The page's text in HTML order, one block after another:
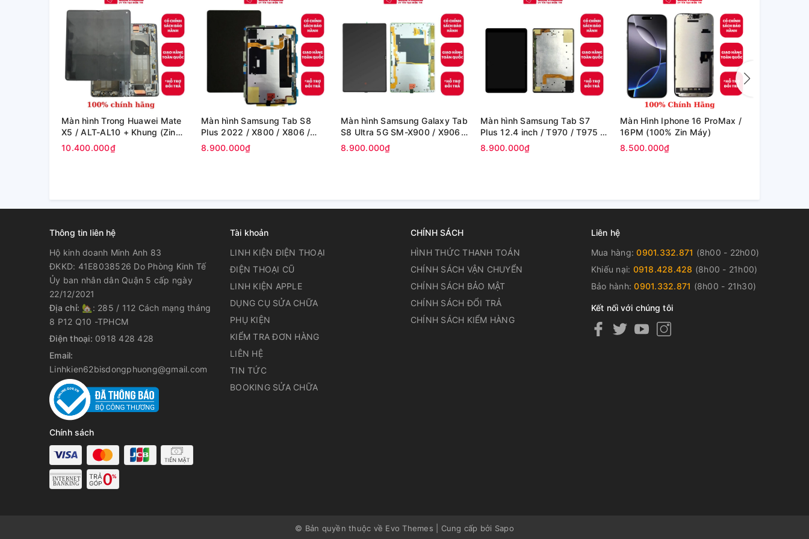
Màn hình Trong Huawei Mate
X5 / ALT-AL10 + Khung (Zin
Máy)
10.400.000₫
Màn hình Samsung Tab S8
Plus 2022 / X800 / X806 /
X808U (12.4in) -(Zin)
8.900.000₫
Màn hình Samsung Galaxy Tab
S8 Ultra 5G SM-X900 / X906
Full amoled (100% zin hãng )
8.900.000₫
Màn hình Samsung Tab S7
Plus 12.4 inch / T970 / T975 /
T976 (100% zin hãng)
8.900.000₫
Màn Hình Iphone 16 ProMax /
16PM (100% Zin Máy)
8.500.000₫
Thông tin liên hệ
Hộ kinh doanh Minh Anh 83
ĐKKD: 41E8038526 Do Phòng Kinh Tế
Ủy ban nhân dân Quận 5 cấp ngày
22/12/2021
Địa chỉ: 🏡: 285 / 112 Cách mạng tháng
8 P12 Q10 -TPHCM
Điện thoại: 0918 428 428
Email:
Linhkien62bisdongphuong@gmail.com
Chính sách
Tài khoản
LINH KIỆN ĐIỆN THOẠI
ĐIỆN THOẠI CŨ
LINH KIỆN APPLE
DỤNG CỤ SỬA CHỮA
PHỤ KIỆN
KIỂM TRA ĐƠN HÀNG
LIÊN HỆ
TIN TỨC
BOOKING SỬA CHỮA
CHÍNH SÁCH
HÌNH THỨC THANH TOÁN
CHÍNH SÁCH VẬN CHUYỂN
CHÍNH SÁCH BẢO MẬT
CHÍNH SÁCH ĐỔI TRẢ
CHÍNH SÁCH KIỂM HÀNG
Liên hệ
Mua hàng:0901.332.871 (8h00 - 22h00)
Khiếu nại: 0918.428.428 (8h00 - 21h00)
Bảo hành:0901.332.871 (8h00 - 21h30)
Kết nối với chúng tôi
© Bản quyền thuộc về Evo Themes Cung cấp bởi Sapo